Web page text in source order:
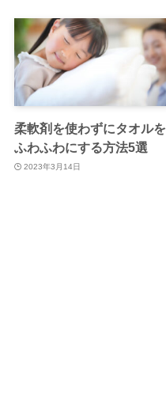
柔軟剤を使わずにタオルを
ふわふわにする方法5選
2023年3月14日